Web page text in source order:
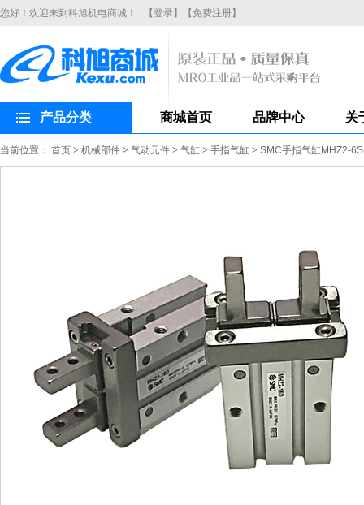
您好！欢迎来到科旭机电商城！ 【登录】 【免费注册】
产品分类 商城首页 品牌中心 关
当前位置： 首页 > 机械部件 > 气动元件 > 气缸 > 手指气缸 > SMC手指气缸MHZ2-